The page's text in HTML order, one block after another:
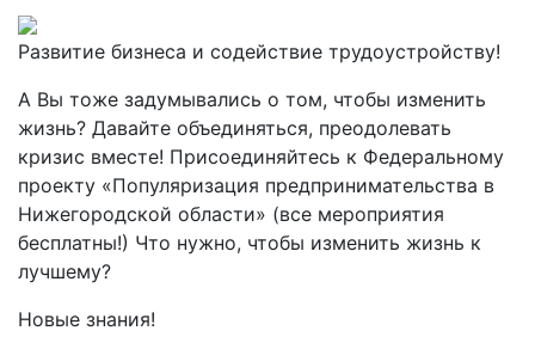
Развитие бизнеса и содействие трудоустройству!
А Вы тоже задумывались о том, чтобы изменить
жизнь? Давайте объединяться, преодолевать
кризис вместе! Присоединяйтесь к Федеральному
проекту «Популяризация предпринимательства в
Нижегородской области» (все мероприятия
бесплатны!) Что нужно, чтобы изменить жизнь к
лучшему?
Новые знания!